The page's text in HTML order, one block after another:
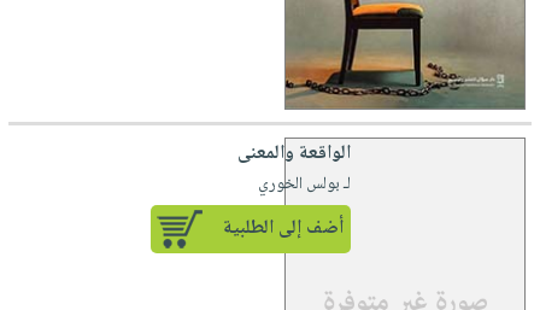
الواقعة والمعنى
لـ بولس الخوري
أضف إلى الطلبية